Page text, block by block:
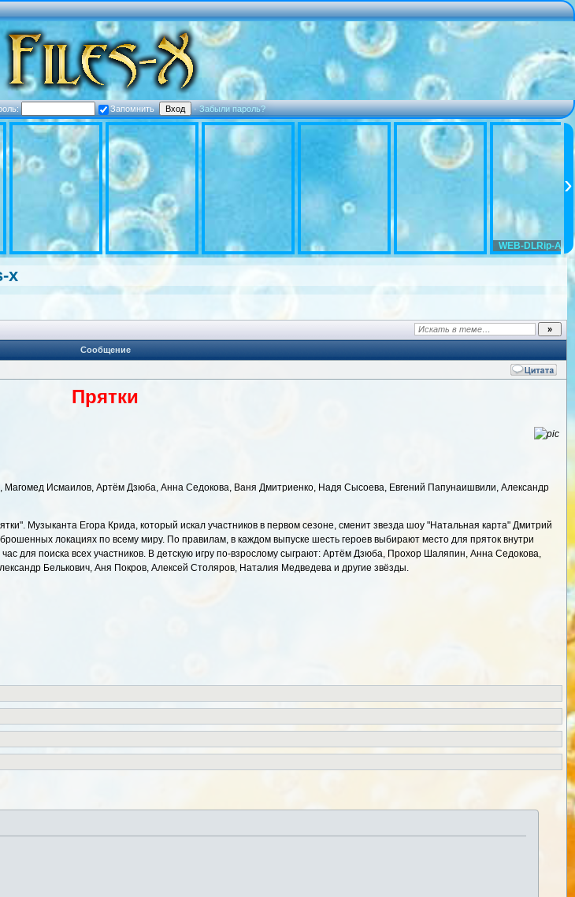
Запомнить ·Забыли пароль?
WEB-DLRip-AVC
x
Сообщение
Прятки
Исмаилов, Артём Дзюба, Анна Седокова, Ваня Дмитриенко, Надя Сысоева, Евгений Папунаишвили, Александр
Музыканта Егора Крида, который искал участников в первом сезоне, сменит звезда шоу "Натальная карта" Дмитрий
локациях по всему миру. По правилам, в каждом выпуске шесть героев выбирают место для пряток внутри
для поиска всех участников. В детскую игру по-взрослому сыграют: Артём Дзюба, Прохор Шаляпин, Анна Седокова,
Белькович, Аня Покров, Алексей Столяров, Наталия Медведева и другие звёзды.